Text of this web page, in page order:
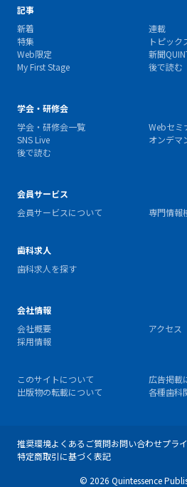
記事
新着
連載
特集
トピック
Web限定
新聞
My First Stage
後で読む
学会・研修会
学会・研修会一覧
Webセミ
SNS Live
オンデマ
後で読む
会員サービス
会員サービスについて
専門情報
歯科求人
歯科求人を探す
会社情報
会社概要
アクセス
採用情報
このサイトについて
広告掲載
出版物の転載について
各種歯科
推奨環境よくあるご質問お問い合わせプラ
特定商取引に基づく表記
© 2026 Quintessence